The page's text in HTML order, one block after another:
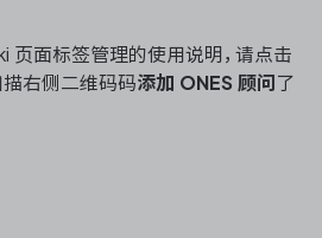
页面标签管理的使用说明，请点击
描右侧二维码码添加 ONES 顾问 了